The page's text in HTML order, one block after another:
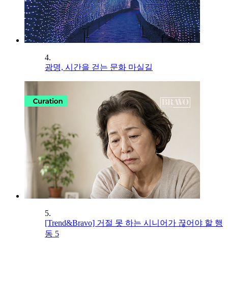
4.
광명, 시간을 걷는 문화 마실길
5.
[Trend&Bravo] 거절 못 하는 시니어가 끊어야 할 행
동 5